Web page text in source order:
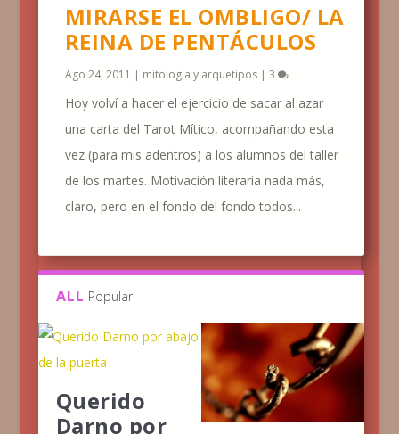
MIRARSE EL OMBLIGO/ LA
REINA DE PENTÁCULOS
Ago 24, 2011 | mitología y arquetipos| 3
Hoy volví a hacer el ejercicio de sacar al azar
una carta del Tarot Mítico, acompañando esta
vez (para mis adentros) a los alumnos del taller
de los martes. Motivación literaria nada más,
claro, pero en el fondo del fondo todos...
ALL Popular
Querido
Darno por